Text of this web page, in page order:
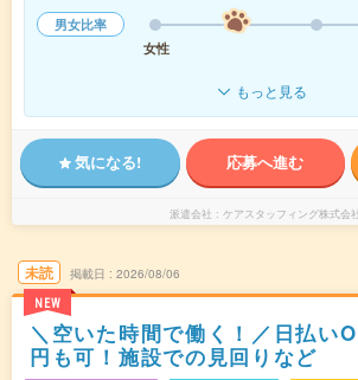
男女比率
女性
もっと見る
気になる! 応募へ進む
派遣会社 ケアスタッフィング株式会社
未読
NEW
掲載日 2026/08/06
＼空いた時間で働く！／日払い
円も可！施設での見回りなど